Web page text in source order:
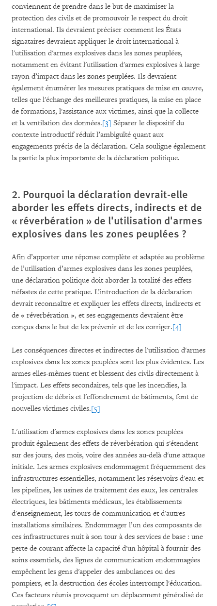
conviennent de prendre dans le but de maximiser la
protection des civils et de promouvoir le respect du droit
international. Ils devraient préciser comment les États
signataires devraient appliquer le droit international à
l'utilisation d'armes explosives dans les zones peuplées,
notamment en évitant l'utilisation d'armes explosives à large
rayon d’impact dans les zones peuplées. Ils devraient
également énumérer les mesures pratiques de mise en œuvre,
telles que l'échange des meilleures pratiques, la mise en place
de formations, l'assistance aux victimes, ainsi que la collecte
et la ventilation des données.[3] Séparer le dispositif du
contexte introductif réduit l’ambiguïté quant aux
engagements précis de la déclaration. Cela souligne également
la partie la plus importante de la déclaration politique.
2. Pourquoi la déclaration devrait-elle
aborder les effets directs, indirects et de
« réverbération » de l'utilisation d'armes
explosives dans les zones peuplées ?
Afin d’apporter une réponse complète et adaptée au problème
de l’utilisation d’armes explosives dans les zones peuplées,
une déclaration politique doit aborder la totalité des effets
néfastes de cette pratique. L’introduction de la déclaration
devrait reconnaître et expliquer les effets directs, indirects et
de « réverbération », et ses engagements devraient être
conçus dans le but de les prévenir et de les corriger.[4]
Les conséquences directes et indirectes de l'utilisation d'armes
explosives dans les zones peuplées sont les plus évidentes. Les
armes elles-mêmes tuent et blessent des civils directement à
l'impact. Les effets secondaires, tels que les incendies, la
projection de débris et l'effondrement de bâtiments, font de
nouvelles victimes civiles.[5]
L'utilisation d'armes explosives dans les zones peuplées
produit également des effets de réverbération qui s'étendent
sur des jours, des mois, voire des années au-delà d'une attaque
initiale. Les armes explosives endommagent fréquemment des
infrastructures essentielles, notamment les réservoirs d'eau et
les pipelines, les usines de traitement des eaux, les centrales
électriques, les bâtiments médicaux, les établissements
d'enseignement, les tours de communication et d'autres
installations similaires. Endommager l’un des composants de
ces infrastructures nuit à son tour à des services de base : une
perte de courant affecte la capacité d'un hôpital à fournir des
soins essentiels, des lignes de communication endommagées
empêchent les gens d'appeler des ambulances ou des
pompiers, et la destruction des écoles interrompt l'éducation.
Ces facteurs réunis provoquent un déplacement généralisé de